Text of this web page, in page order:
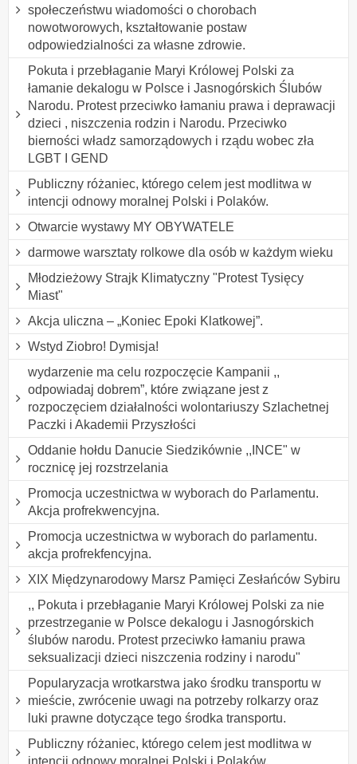
społeczeństwu wiadomości o chorobach
nowotworowych, kształtowanie postaw
odpowiedzialności za własne zdrowie.
Pokuta i przebłaganie Maryi Królowej Polski za
łamanie dekalogu w Polsce i Jasnogórskich Ślubów
Narodu. Protest przeciwko łamaniu prawa i deprawacji
dzieci , niszczenia rodzin i Narodu. Przeciwko
bierności władz samorządowych i rządu wobec zła
LGBT I GEND
Publiczny różaniec, którego celem jest modlitwa w
intencji odnowy moralnej Polski i Polaków.
Otwarcie wystawy MY OBYWATELE
darmowe warsztaty rolkowe dla osób w każdym wieku
Młodzieżowy Strajk Klimatyczny "Protest Tysięcy
Miast"
Akcja uliczna – „Koniec Epoki Klatkowej”.
Wstyd Ziobro! Dymisja!
wydarzenie ma celu rozpoczęcie Kampanii ,,
odpowiadaj dobrem”, które związane jest z
rozpoczęciem działalności wolontariuszy Szlachetnej
Paczki i Akademii Przyszłości
Oddanie hołdu Danucie Siedzikównie ,,INCE" w
rocznicę jej rozstrzelania
Promocja uczestnictwa w wyborach do Parlamentu.
Akcja profrekwencyjna.
Promocja uczestnictwa w wyborach do parlamentu.
akcja profrekfencyjna.
XIX Międzynarodowy Marsz Pamięci Zesłańców Sybiru
,, Pokuta i przebłaganie Maryi Królowej Polski za nie
przestrzeganie w Polsce dekalogu i Jasnogórskich
ślubów narodu. Protest przeciwko łamaniu prawa
seksualizacji dzieci niszczenia rodziny i narodu"
Popularyzacja wrotkarstwa jako środku transportu w
mieście, zwrócenie uwagi na potrzeby rolkarzy oraz
luki prawne dotyczące tego środka transportu.
Publiczny różaniec, którego celem jest modlitwa w
intencji odnowy moralnej Polski i Polaków.